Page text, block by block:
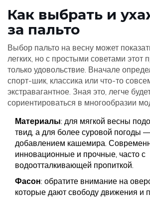
Как выбрать и
за пальто
Выбор пальто на весну может
легких, но с простыми советами этот
только удовольствие. Вначале
спорт-шик, классика или что-то
экстравагантное. Зная это, легче
сориентироваться в многообразии
Материалы: для мягкой весны
твид, а для более суровой погоды
добавлением кашемира.
инновационные и прочные, часто с
водоотталкивающей пропиткой.
Фасон: обратите внимание на
которые дают свободу движения и